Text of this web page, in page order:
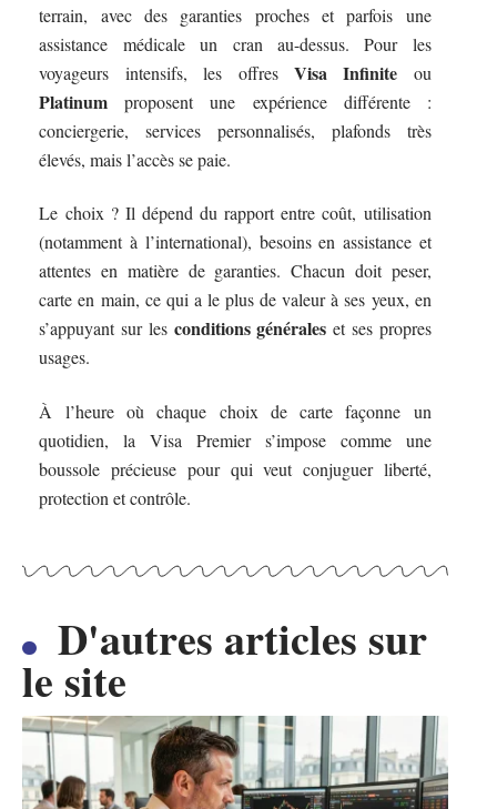
terrain, avec des garanties proches et parfois une
assistance médicale un cran au-dessus. Pour les
voyageurs intensifs, les offres Visa Infinite ou
Platinum proposent une expérience différente :
conciergerie, services personnalisés, plafonds très
élevés, mais l’accès se paie.
Le choix ? Il dépend du rapport entre coût, utilisation
(notamment à l’international), besoins en assistance et
attentes en matière de garanties. Chacun doit peser,
carte en main, ce qui a le plus de valeur à ses yeux, en
s’appuyant sur les conditions générales et ses propres
usages.
À l’heure où chaque choix de carte façonne un
quotidien, la Visa Premier s’impose comme une
boussole précieuse pour qui veut conjuguer liberté,
protection et contrôle.
D'autres articles sur
le site